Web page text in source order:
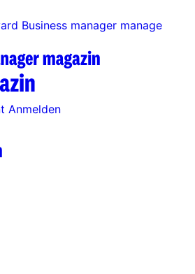
Business manager manage
Anmelden